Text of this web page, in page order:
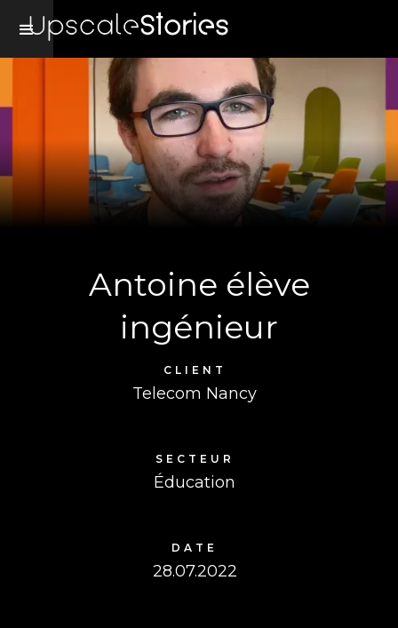
Antoine élève
ingénieur
CLIENT
Telecom Nancy
SECTEUR
Éducation
DATE
28.07.2022